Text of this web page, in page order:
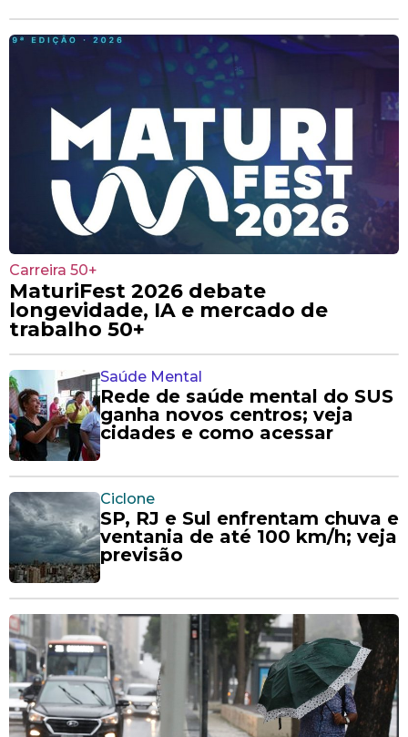
Carreira 50+
MaturiFest 2026 debate
longevidade, IA e mercado de
trabalho 50+
Saúde Mental
Rede de saúde mental do SUS
ganha novos centros; veja
cidades e como acessar
Ciclone
SP, RJ e Sul enfrentam chuva e
ventania de até 100 km/h; veja
previsão